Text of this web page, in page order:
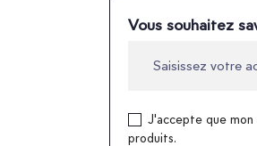
Vous souhaitez
J'accepte que mon
produits.